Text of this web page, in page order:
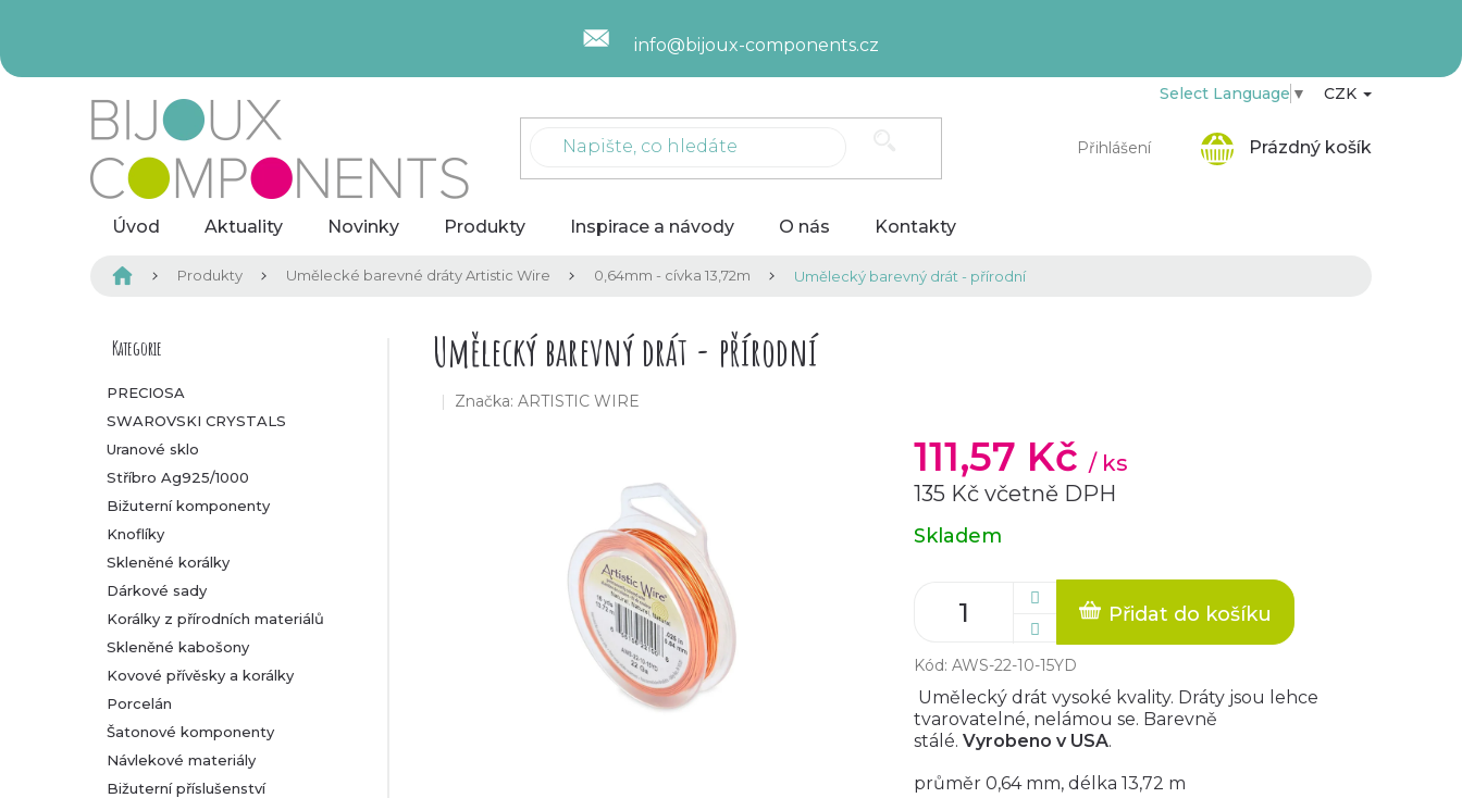
info@bijoux-components.cz
Přihlášení
Select Language ▼ CZK
Prázdný košík
Úvod Aktuality Novinky Produkty Inspirace a návody O nás Kontakty
Domů Produkty Umělecké barevné dráty Artistic Wire 0,64mm - cívka 13,72m Umělecký barevný drát - přírodní
P
o
s
t
r
a
n
n
í
p
Přeskočit
Kategorie
PRECIOSA
SWAROVSKI CRYSTALS
Uranové sklo
Stříbro Ag925/1000
Bižuterní komponenty
Knoflíky
Skleněné korálky
Dárkové sady
Korálky z přírodních materiálů
Skleněné kabošony
Kovové přívěsky a korálky
Porcelán
Šatonové komponenty
Návlekové materiály
Bižuterní příslušenství
Umělecký barevný drát - přírodní
Značka: ARTISTIC WIRE
111,57 Kč / ks
135 Kč včetně DPH
Měrná
cena:
Skladem
Přidat do košíku
Kód: AWS-22-10-15YD
Umělecký drát vysoké kvality. Dráty jsou lehce
tvarovatelné, nelámou se. Barevně
stálé. Vyrobeno v USA.
průměr 0,64 mm, délka 13,72 m